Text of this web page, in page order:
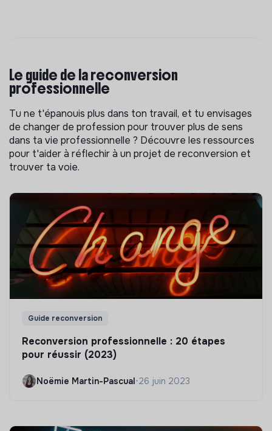
Le guide de la reconversion
professionnelle
Tu ne t'épanouis plus dans ton travail, et tu envisages
de changer de profession pour trouver plus de sens
dans ta vie professionnelle ? Découvre les ressources
pour t'aider à réflechir à un projet de reconversion et
trouver ta voie.
Guide reconversion
Reconversion professionnelle : 20 étapes
pour réussir (2023)
Noëmie Martin-Pascual•26 juin 2023